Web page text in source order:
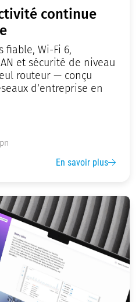
continue
fiable, Wi-Fi 6,
et sécurité de niveau
routeur — conçu
d’entreprise en
En savoir plus